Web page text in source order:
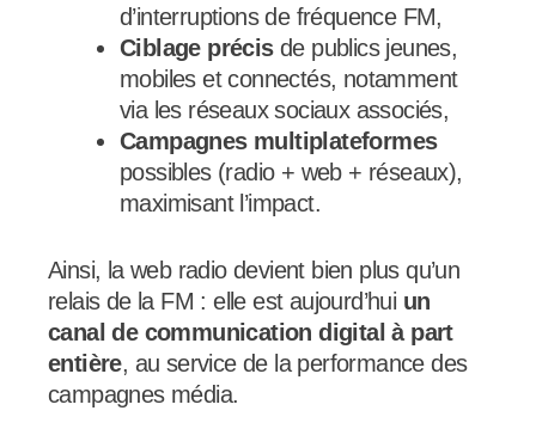
d’interruptions de fréquence FM,
Ciblage précisde publics jeunes,
mobiles et connectés, notamment
via les réseaux sociaux associés,
Campagnes multiplateformes
possibles (radio + web + réseaux),
maximisant l’impact.
Ainsi, la web radio devient bien plus qu’un
relais de la FM : elle est aujourd’hui un
canal de communication digital à part
entière, au service de la performance des
campagnes média.